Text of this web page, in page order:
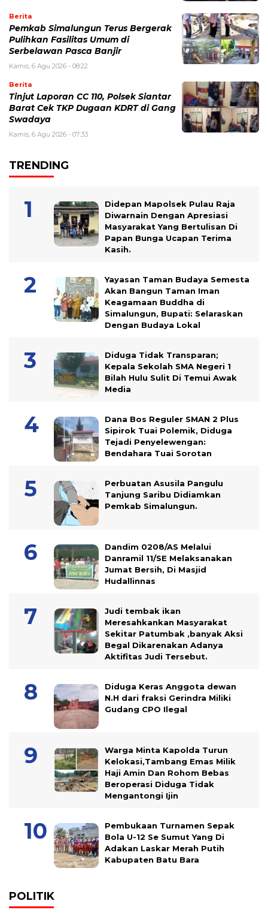
Berita
Pemkab Simalungun Terus Bergerak
Pulihkan Fasilitas Umum di
Serbelawan Pasca Banjir
Kamis, 6 Agu 2026 - 08:22
Berita
Tinjut Laporan CC 110, Polsek Siantar
Barat Cek TKP Dugaan KDRT di Gang
Swadaya
Kamis, 6 Agu 2026 - 07:33
TRENDING
Didepan Mapolsek Pulau Raja
Diwarnain Dengan Apresiasi
Masyarakat Yang Bertulisan Di
Papan Bunga Ucapan Terima
Kasih.
Yayasan Taman Budaya Semesta
Akan Bangun Taman Iman
Keagamaan Buddha di
Simalungun, Bupati: Selaraskan
Dengan Budaya Lokal
Diduga Tidak Transparan;
Kepala Sekolah SMA Negeri 1
Bilah Hulu Sulit Di Temui Awak
Media
Dana Bos Reguler SMAN 2 Plus
Sipirok Tuai Polemik, Diduga
Tejadi Penyelewengan:
Bendahara Tuai Sorotan
Perbuatan Asusila Pangulu
Tanjung Saribu Didiamkan
Pemkab Simalungun.
Dandim 0208/AS Melalui
Danramil 11/SE Melaksanakan
Jumat Bersih, Di Masjid
Hudallinnas
Judi tembak ikan
Meresahkankan Masyarakat
Sekitar Patumbak ,banyak Aksi
Begal Dikarenakan Adanya
Aktifitas Judi Tersebut.
Diduga Keras Anggota dewan
N.H dari fraksi Gerindra Miliki
Gudang CPO Ilegal
Warga Minta Kapolda Turun
Kelokasi,Tambang Emas Milik
Haji Amin Dan Rohom Bebas
Beroperasi Diduga Tidak
Mengantongi Ijin
Pembukaan Turnamen Sepak
Bola U-12 Se Sumut Yang Di
Adakan Laskar Merah Putih
Kabupaten Batu Bara
POLITIK